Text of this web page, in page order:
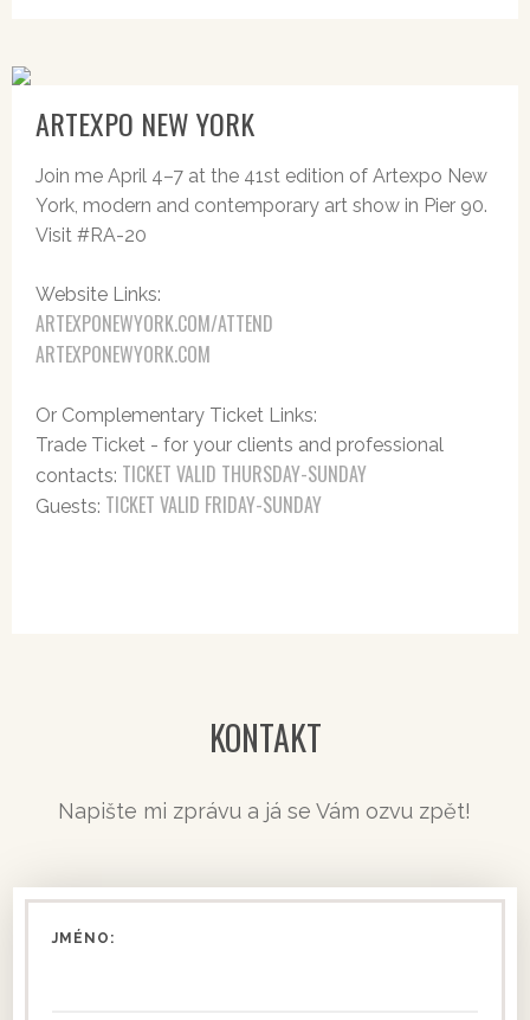
ARTEXPO NEW YORK
Join me April 4–7 at the 41st edition of Artexpo New
York, modern and contemporary art show in Pier 90.
Visit #RA-20
Website Links:
ARTEXPONEWYORK.COM/ATTEND
ARTEXPONEWYORK.COM
Or Complementary Ticket Links:
Trade Ticket - for your clients and professional
contacts: TICKET VALID THURSDAY-SUNDAY
Guests: TICKET VALID FRIDAY-SUNDAY
KONTAKT
Napište mi zprávu a já se Vám ozvu zpět!
JMÉNO: